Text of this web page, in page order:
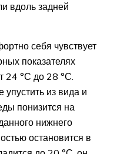
вдоль задней
себя чувствует
показателях
24 °С до 28 °С.
из вида и
понизится на
нижнего
остановится в